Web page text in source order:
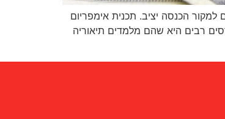
הכנסה יציב. תכנית אימפריום
רבים היא שהם מלמדים תיאוריה